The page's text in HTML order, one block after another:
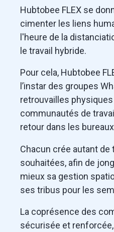
Hubtobee FLEX se
cimenter les liens
l'heure de la
le travail hybride.
Pour cela, Hubtobee
l’instar des groupes
retrouvailles
communautés de
retour dans les
Chacun crée autant de
souhaitées, afin de
mieux sa gestion
ses tribus pour les
La coprésence des
sécurisée et